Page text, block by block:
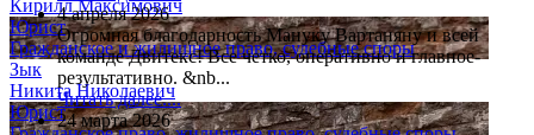
Кирилл Максимович
Юрист
Гражданское и жилищное право, судебные споры
Зык
Никита Николаевич
Юрист
4 апреля 2026
Огромная благодарность Мануку Вартаняну и всей
команде Двитекс! Все четко, оперативно и главное-
результативно. &nb...
Читать далее....
24 марта 2026